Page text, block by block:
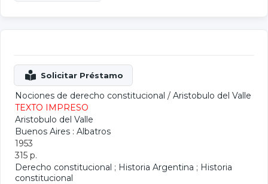
Nociones de derecho constitucional / Aristobulo del Valle
TEXTO IMPRESO
Aristobulo del Valle
Buenos Aires : Albatros
1953
315 p.
Derecho constitucional ; Historia Argentina ; Historia
constitucional